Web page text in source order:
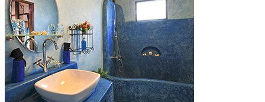
Mui Ne
L’île de Phu Quoc
L’archipel de Con Dao